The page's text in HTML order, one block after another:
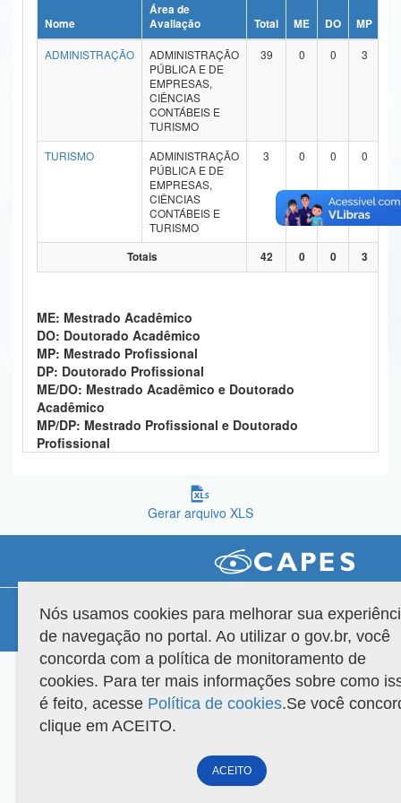
Ministério da Ciência, Tecnologia, Inovações e Comunicações
Ministério do Meio Ambiente
Ministério do Desenvolvimento Regional
Ministério da Mulher, da Família e dos Direitos Humanos
Secretaria de Governo
Advocacia-Geral da União
Banco Central do Brasil
Planalto
Nome
Área de
Avaliação
Total ME DO MP
ADMINISTRAÇÃO
ADMINISTRAÇÃO
PÚBLICA E DE
EMPRESAS,
CIÊNCIAS
CONTÁBEIS E
TURISMO
39 0 0 3
TURISMO
ADMINISTRAÇÃO
PÚBLICA E DE
EMPRESAS,
CIÊNCIAS
CONTÁBEIS E
TURISMO
3 0 0 0
Totais 42 0 0 3
ME: Mestrado Acadêmico
DO: Doutorado Acadêmico
MP: Mestrado Profissional
DP: Doutorado Profissional
ME/DO: Mestrado Acadêmico e Doutorado
Acadêmico
MP/DP: Mestrado Profissional e Doutorado
Profissional
Gerar arquivo XLS
Versão do sistema: 3.88.9 Copyright 2022 Capes. Todos os direitos reservados.
Nós usamos cookies para melhorar sua
de navegação no portal. Ao utilizar o gov.br, você
concorda com a política de monitoramento de
cookies. Para ter mais informações sobre como
é feito, acesse Política de cookies.Se você
clique em ACEITO.
ACEITO